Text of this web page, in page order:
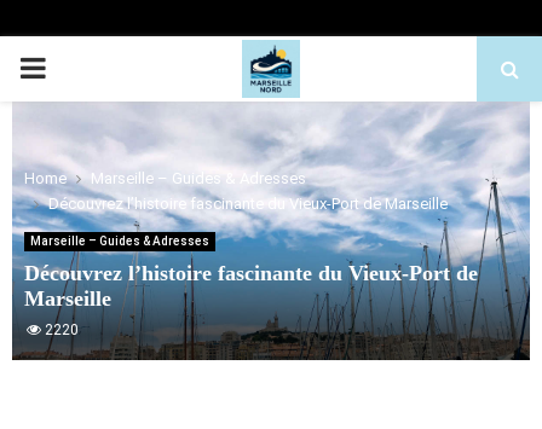
PRIMARY
MENU
Home
Marseille – Guides & Adresses
Découvrez l’histoire fascinante du Vieux-Port de Marseille
Marseille – Guides & Adresses
Découvrez l’histoire fascinante du Vieux-Port de
Marseille
2220